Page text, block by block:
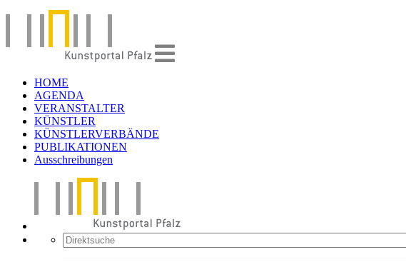
HOME
AGENDA
VERANSTALTER
KÜNSTLER
KÜNSTLERVERBÄNDE
PUBLIKATIONEN
Ausschreibungen